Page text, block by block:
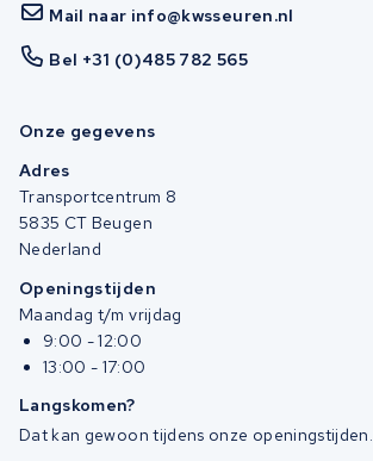
Mail naar info@kwsseuren.nl
Bel +31 (0)485 782 565
Onze gegevens
Adres
Transportcentrum 8
5835 CT Beugen
Nederland
Openingstijden
Maandag t/m vrijdag
9:00 - 12:00
13:00 - 17:00
Langskomen?
Dat kan gewoon tijdens onze openingstijden.